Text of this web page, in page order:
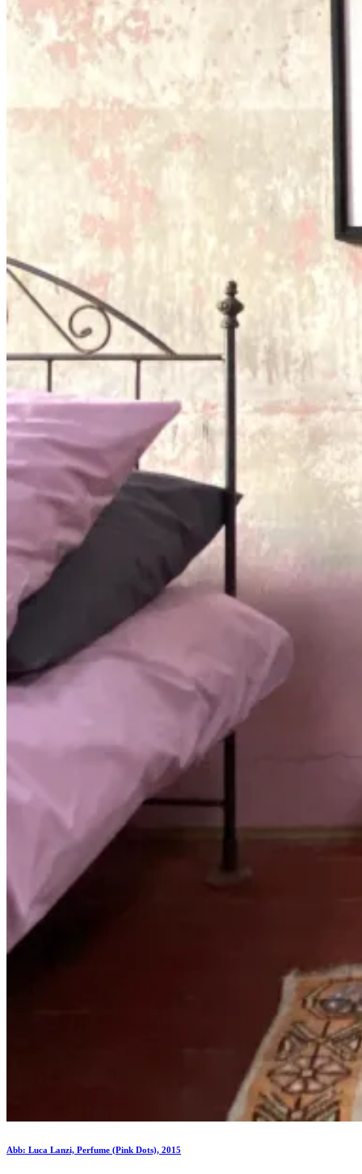
Abb: Luca Lanzi, Perfume (Pink Dots), 2015